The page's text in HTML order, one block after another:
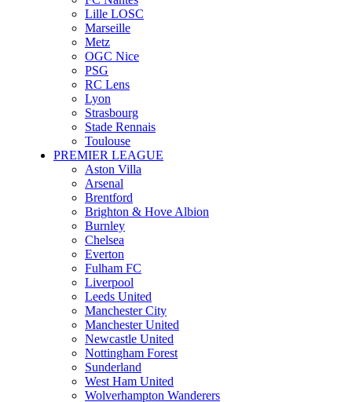
Lille LOSC
Marseille
Metz
OGC Nice
PSG
RC Lens
Lyon
Strasbourg
Stade Rennais
Toulouse
PREMIER LEAGUE
Aston Villa
Arsenal
Brentford
Brighton & Hove Albion
Burnley
Chelsea
Everton
Fulham FC
Liverpool
Leeds United
Manchester City
Manchester United
Newcastle United
Nottingham Forest
Sunderland
West Ham United
Wolverhampton Wanderers